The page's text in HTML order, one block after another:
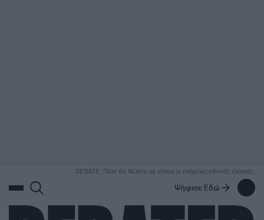
DEBATE: Πότε θα θέλατε να γίνουν οι επόμενες εθνικές εκλογές;
Ψήφισε Εδώ